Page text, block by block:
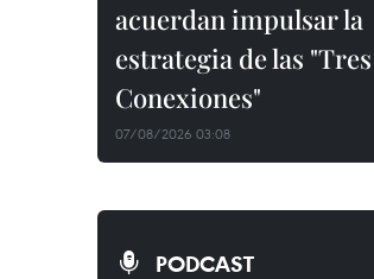
acuerdan impulsar la
estrategia de las "Tres
Conexiones"
07/08/2026 03:08
PODCAST